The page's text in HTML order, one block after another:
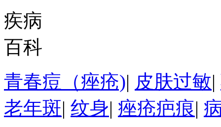
疾病
百科
青春痘（痤疮)| 皮肤过敏|
老年斑| 纹身| 痤疮疤痕|